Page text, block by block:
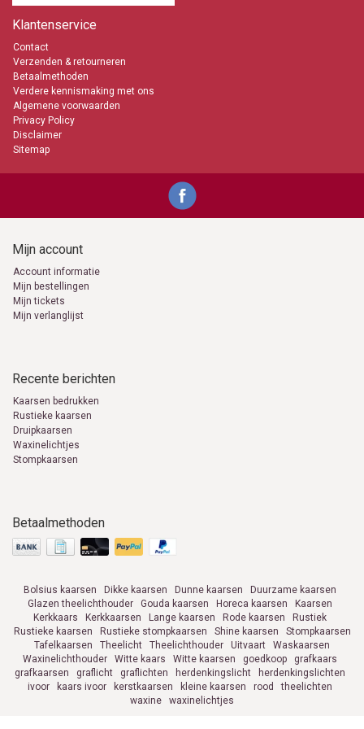
Klantenservice
Contact
Verzenden & retourneren
Betaalmethoden
Verdere kennismaking met ons
Algemene voorwaarden
Privacy Policy
Disclaimer
Sitemap
Mijn account
Account informatie
Mijn bestellingen
Mijn tickets
Mijn verlanglijst
Recente berichten
Kaarsen bedrukken
Rustieke kaarsen
Druipkaarsen
Waxinelichtjes
Stompkaarsen
Betaalmethoden
Bolsius kaarsen Dikke kaarsen Dunne kaarsen
Duurzame kaarsen
Glazen theelichthouder
Gouda kaarsen Horeca kaarsen
Kaarsen
Kerkkaars
Kerkkaarsen Lange kaarsen Rode kaarsen
Rustiek
Rustieke kaarsen
Rustieke stompkaarsen Shine kaarsen
Stompkaarsen
Tafelkaarsen
Theelicht Theelichthouder Uitvaart
Waskaarsen
Waxinelichthouder
Witte kaars Witte kaarsen goedkoop
grafkaars
grafkaarsen
graflicht graflichten herdenkingslicht
herdenkingslichten
ivoor
kaars ivoor kerstkaarsen kleine kaarsen rood
theelichten
waxine
waxinelichtjes